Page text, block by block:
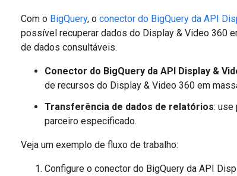
Com o BigQuery, o conector do BigQuery da API
possível recuperar dados do Display & Video 360
de dados consultáveis.
Conector do BigQuery da API Display &
de recursos do Display & Video 360 em
Transferência de dados de relatórios: use
parceiro especificado.
Veja um exemplo de fluxo de trabalho:
Configure o conector do BigQuery da API